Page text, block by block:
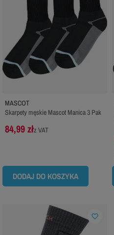
MASCOT
Skarpety męskie Mascot Manica 3 Pak
84,99 złz VAT
DODAJ DO KOSZYKA
favorite_border